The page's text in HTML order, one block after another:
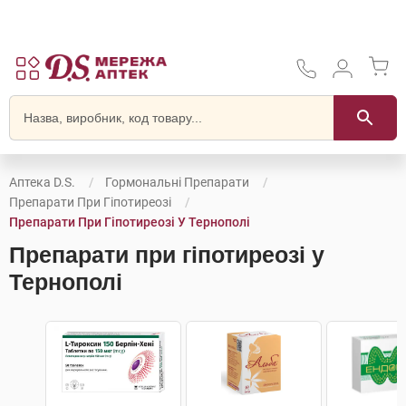
Аптека D.S.
Гормональні Препарати
Препарати При Гіпотиреозі
Препарати При Гіпотиреозі У Тернополі
Препарати при гіпотиреозі у
Тернополі